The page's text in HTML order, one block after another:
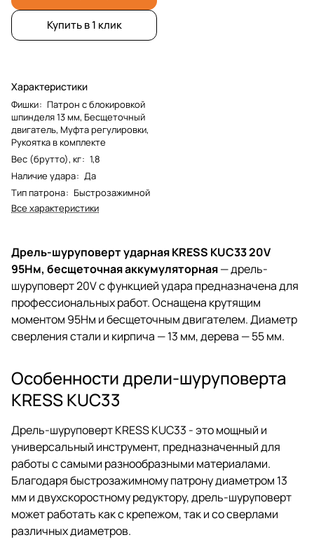
Купить в 1 клик
Характеристики
Фишки: Патрон с блокировкой
шпинделя 13 мм, Бесщеточный
двигатель, Муфта регулировки,
Рукоятка в комплекте
Вес (брутто), кг: 1,8
Наличие удара: Да
Тип патрона: Быстрозажимной
Все характеристики
Дрель-шуруповерт ударная KRESS KUC33 20V
95Нм, бесщеточная аккумуляторная— дрель-
шуруповерт 20V с функцией удара предназначена для
профессиональных работ. Оснащена крутящим
моментом 95Нм и бесщеточным двигателем. Диаметр
сверления стали и кирпича — 13 мм, дерева — 55 мм.
Особенности дрели-шуруповерта
KRESS KUC33
Дрель-шуруповерт KRESS KUC33 - это мощный и
универсальный инструмент, предназначенный для
работы с самыми разнообразными материалами.
Благодаря быстрозажимному патрону диаметром 13
мм и двухскоростному редуктору, дрель-шуруповерт
может работать как с крепежом, так и со сверлами
различных диаметров.